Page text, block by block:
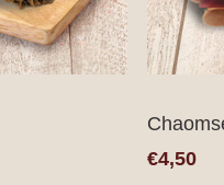
€4,50